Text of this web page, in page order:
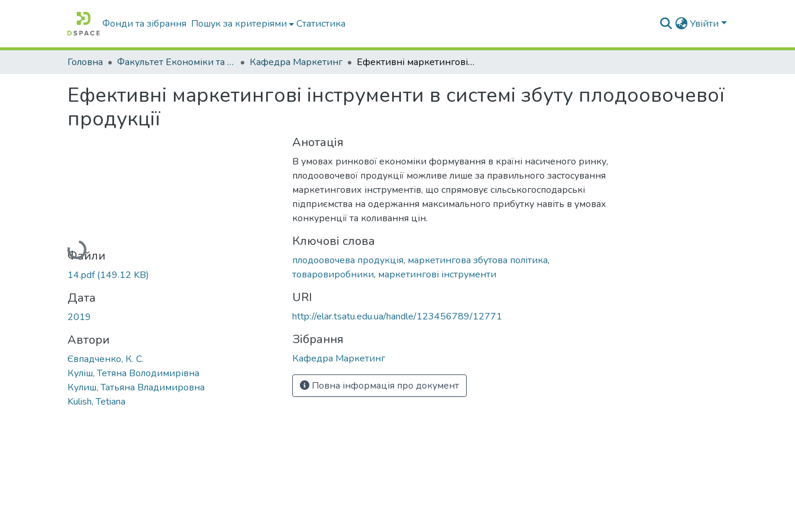
Фонди та зібрання Пошук за критеріями Статистика Увійти
Головна Факультет Економіки та бізнесу Кафедра Маркетинг Ефективні маркетингові інструменти в системі збуту плодоовочевої продукції
Ефективні маркетингові інструменти в системі збуту плодоовочевої
продукції
Вантажиться...
Файли
14.pdf(149.12 KB)
Дата
2019
Автори
Євпадченко, К. С.
Куліш, Тетяна Володимирівна
Кулиш, Татьяна Владимировна
Kulish, Tetiana
Анотація
В умовах ринкової економіки формування в країні насиченого ринку,
плодоовочевої продукції можливе лише за правильного застосування
маркетингових інструментів, що спрямовує сільськогосподарські
підприємства на одержання максимального прибутку навіть в умовах
конкуренції та коливання цін.
Ключові слова
плодоовочева продукція, маркетингова збутова політика,
товаровиробники, маркетингові інструменти
URI
http://elar.tsatu.edu.ua/handle/123456789/12771
Зібрання
Кафедра Маркетинг
Повна інформація про документ